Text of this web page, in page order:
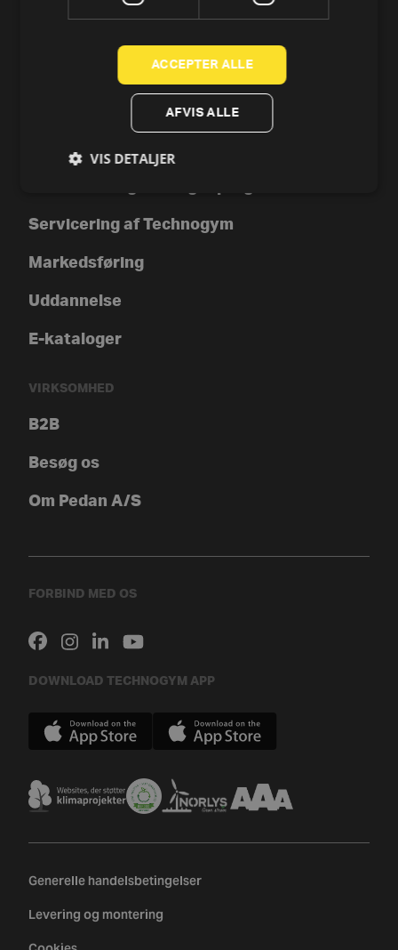
Technogym-app
Technogym Preowned
Kontakt os
Servicering af Technogym
Markedsføring
Uddannelse
E-kataloger
VIRKSOMHED
B2B
Besøg os
Om Pedan A/S
FORBIND MED OS
DOWNLOAD TECHNOGYM APP
Generelle handelsbetingelser
Levering og montering
ACCEPTER ALLE
AFVIS ALLE
VIS DETALJER